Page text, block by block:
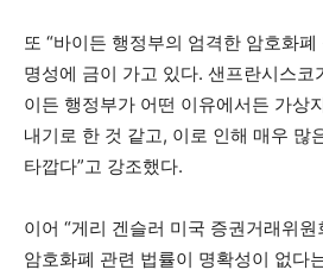
또 “바이든 행정부의 엄격한 암호화
명성에 금이 가고 있다. 샌프란시스코
이든 행정부가 어떤 이유에서든 가상
내기로 한 것 같고, 이로 인해 매우 많
타깝다”고 강조했다.
이어 “게리 겐슬러 미국 증권거래위
암호화폐 관련 법률이 명확성이 없다